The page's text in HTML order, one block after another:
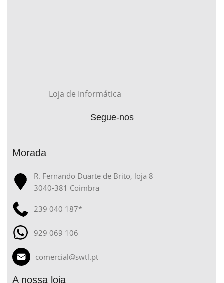
Loja de Informática
Segue-nos
Morada
R. Fernando Duarte de Brito, loja 8
3040-381 Coimbra
239 040 187*
929 069 106
comercial@swtl.pt
A nossa loja